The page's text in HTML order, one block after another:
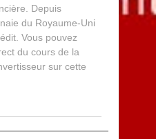
Depuis
du Royaume-Uni
Vous pouvez
du cours de la
sur cette